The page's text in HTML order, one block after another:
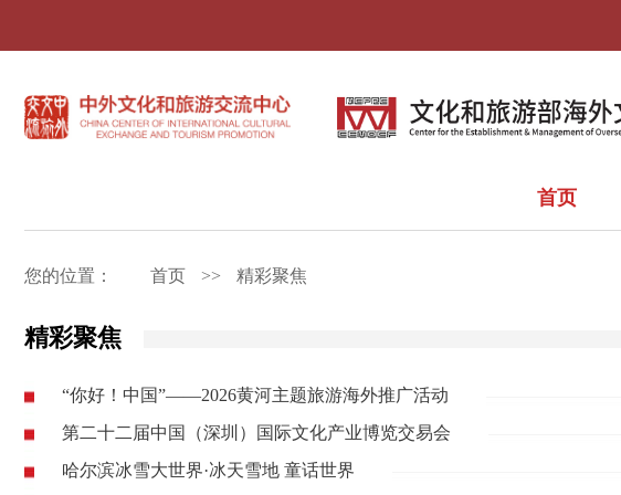
首页
您的位置： 首页 >> 精彩聚焦
精彩聚焦
“你好！中国”——2026黄河主题旅游海外推广活动
第二十二届中国（深圳）国际文化产业博览交易会
哈尔滨冰雪大世界·冰天雪地 童话世界